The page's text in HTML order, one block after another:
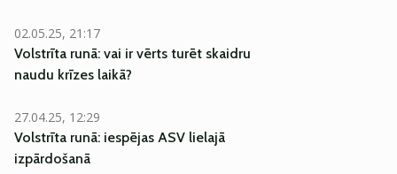
02.05.25, 21:17
Volstrīta runā: vai ir vērts turēt skaidru
naudu krīzes laikā?
27.04.25, 12:29
Volstrīta runā: iespējas ASV lielajā
izpārdošanā